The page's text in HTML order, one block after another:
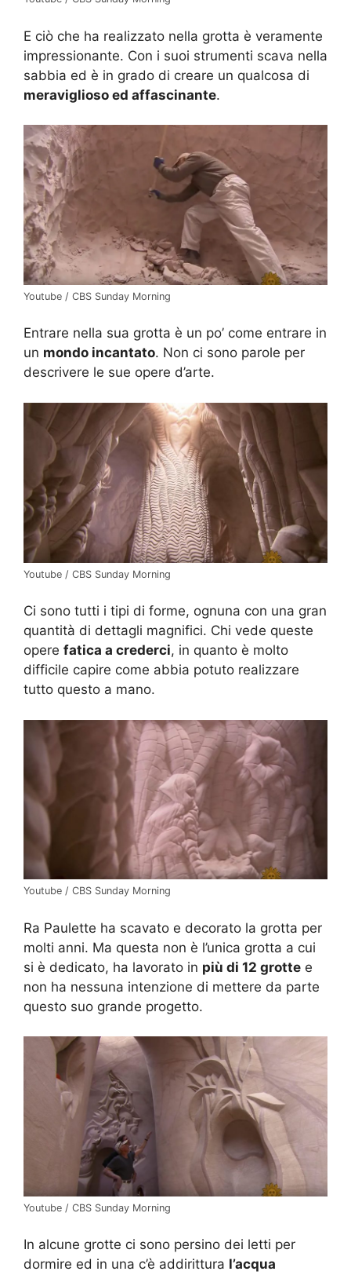
E ciò che ha realizzato nella grotta è veramente
impressionante. Con i suoi strumenti scava nella
sabbia ed è in grado di creare un qualcosa di
meraviglioso ed affascinante.
Youtube / CBS Sunday Morning
Entrare nella sua grotta è un po’ come entrare in
un mondo incantato. Non ci sono parole per
descrivere le sue opere d’arte.
Youtube / CBS Sunday Morning
Ci sono tutti i tipi di forme, ognuna con una gran
quantità di dettagli magnifici. Chi vede queste
opere fatica a crederci, in quanto è molto
difficile capire come abbia potuto realizzare
tutto questo a mano.
Youtube / CBS Sunday Morning
Ra Paulette ha scavato e decorato la grotta per
molti anni. Ma questa non è l’unica grotta a cui
si è dedicato, ha lavorato in più di 12 grotte e
non ha nessuna intenzione di mettere da parte
questo suo grande progetto.
Youtube / CBS Sunday Morning
In alcune grotte ci sono persino dei letti per
dormire ed in una c’è addirittura l’acqua